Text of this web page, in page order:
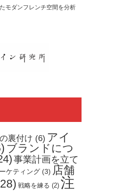
モダンフレンチ空間を分析
裏付け (6) アイ
ブランドにつ
事業計画を立て
ケティング (3) 店舗
戦略を練る (2) 注